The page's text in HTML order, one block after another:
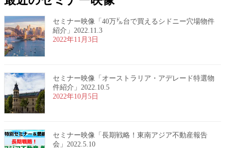
セミナー映像「40万㌦台で買えるシドニー穴場物件
紹介」2022.11.3
2022年11月3日
セミナー映像「オーストラリア・アデレード特選物
件紹介」2022.10.5
2022年10月5日
セミナー映像「長期戦略！東南アジア不動産報告
会」2022.5.10